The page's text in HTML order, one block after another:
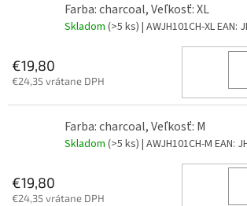
Farba: charcoal, Veľkosť: XL
Skladom (>5 ks) | AWJH101CH-XLEAN:
€19,80
€24,35 vrátane DPH
Farba: charcoal, Veľkosť: M
Skladom (>5 ks) | AWJH101CH-M EAN:
€19,80
€24,35 vrátane DPH